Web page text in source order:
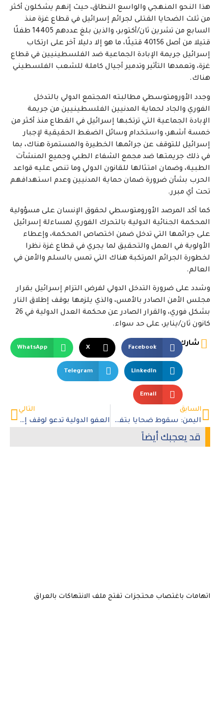
هذا النحو المنهجي والواسع النطاق، حيث إنهم يشكلون أكثر
من ثلث الضحايا القتلى لجرائم إسرائيل في قطاع غزة منذ
السابع من تشرين ثان/أكتوبر، والذين بلغ عددهم 14405 طفلًا
قتيلا من أصل 40156 قتيلًا، ما هو إلا دليلا آخر على ارتكاب
إسرائيل جريمة الإبادة الجماعية ضد الفلسطينيين في قطاع
غزة، وتعمدها التأثير وتدمير أجيال كاملة للشعب الفلسطيني
هناك.
وجدد الأورومتوسطي مطالبته المجتمع الدولي بالتدخل
الفوري والجاد لحماية المدنيين الفلسطينيين من جريمة
الإبادة الجماعية التي ترتكبها إسرائيل في القطاع منذ أكثر من
خمسة أشهر، واستخدام وسائل الضغط الحقيقية لإجبار
إسرائيل للتوقف عن جرائمها الخطيرة والمستمرة هناك، بما
في ذلك جريمتها ضد مجمع الشفاء الطبي وجميع المنشآت
الطبية، وضمان امتثالها للقانون الدولي وما تنص عليه قواعد
الحرب بشأن ضرورة ضمان حماية المدنيين وعدم استهدافهم
تحت أي مبرر.
كما أكد المرصد الأورومتوسطي لحقوق الإنسان على مسؤولية
المحكمة الجنائية الدولية بالتحرك الفوري لمساءلة إسرائيل
على جرائمها التي تدخل ضمن اختصاص المحكمة، وإعطاء
الأولوية في العمل والتحقيق لما يجري في قطاع غزة نظرا
لخطورة الجرائم المرتكبة هناك التي تمس بالسلم والأمن في
العالم.
وشدد على ضرورة التدخل الدولي لفرض التزام إسرائيل بقرار
مجلس الأمن الصادر بالأمس، والذي يلزمها بوقف إطلاق النار
بشكل فوري، والقرار الصادر عن محكمة العدل الدولية في 26
كانون ثان/يناير، على حد سواء.
شارك
Facebook
X
WhatsApp
LinkedIn
Telegram
Email
السابق
اليمن: سقوط ضحايا بتفجير جماعة الحوثي منازل مدنيين
التالي
العفو الدولية تدعو لوقف إطلاق نار مستدام للتخفيف من المعاناة الجماعية في غزة
قد يعجبك أيضاً
اتهامات باغتصاب محتجزات تفتح ملف الانتهاكات بالعراق